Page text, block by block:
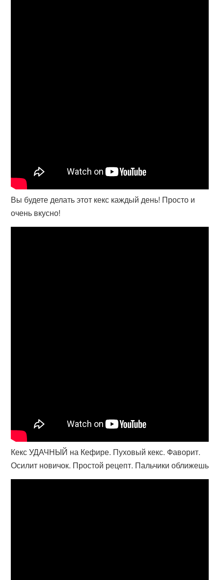
Вы будете делать этот кекс каждый день! Просто и
очень вкусно!
Кекс УДАЧНЫЙ на Кефире. Пуховый кекс. Фаворит.
Осилит новичок. Простой рецепт. Пальчики оближешь